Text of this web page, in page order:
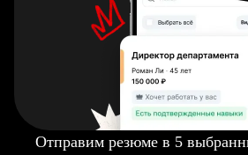
Отправим резюме в 5